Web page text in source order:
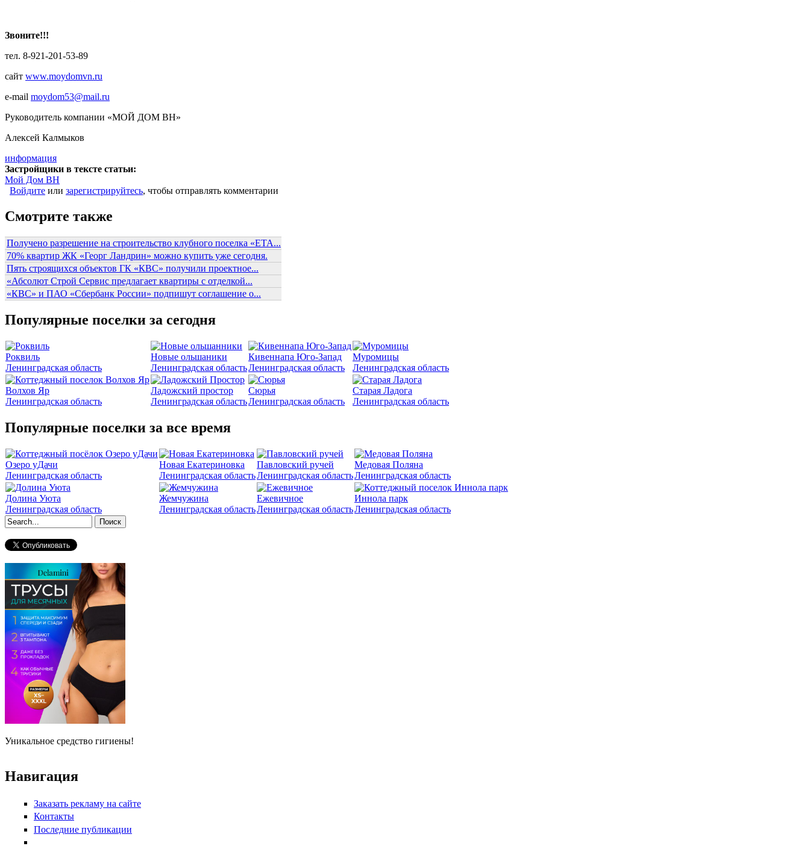
Звоните!!!
тел. 8-921-201-53-89
сайт www.moydomvn.ru
e-mail moydom53@mail.ru
Руководитель компании «МОЙ ДОМ ВН»
Алексей Калмыков
информация
Застройщики в тексте статьи:
Мой Дом ВН
Войдите или зарегистрируйтесь, чтобы отправлять комментарии
Смотрите также
Получено разрешение на строительство клубного поселка «ЕТА...
70% квартир ЖК «Георг Ландрин» можно купить уже сегодня.
Пять строящихся объектов ГК «КВС» получили проектное...
«Абсолют Строй Сервис предлагает квартиры с отделкой...
«КВС» и ПАО «Сбербанк России» подпишут соглашение о...
Популярные поселки за сегодня
Роквиль
Ленинградская область
Новые ольшаники
Ленинградская область
Кивеннапа Юго-Запад
Ленинградская область
Муромицы
Ленинградская область
Волхов Яр
Ленинградская область
Ладожский простор
Ленинградская область
Сюрья
Ленинградская область
Старая Ладога
Ленинградская область
Популярные поселки за все время
Озеро уДачи
Ленинградская область
Новая Екатериновка
Ленинградская область
Павловский ручей
Ленинградская область
Медовая Поляна
Ленинградская область
Долина Уюта
Ленинградская область
Жемчужина
Ленинградская область
Ежевичное
Ленинградская область
Иннола парк
Ленинградская область
Форма поиска
Уникальное средство гигиены!
Навигация
Заказать рекламу на сайте
Контакты
Последние публикации